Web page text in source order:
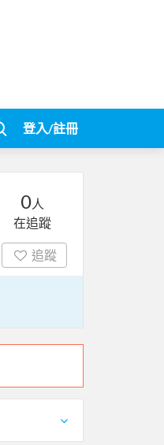
登入/註冊
0人
在追蹤
追蹤